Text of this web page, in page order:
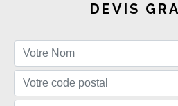
DEVIS